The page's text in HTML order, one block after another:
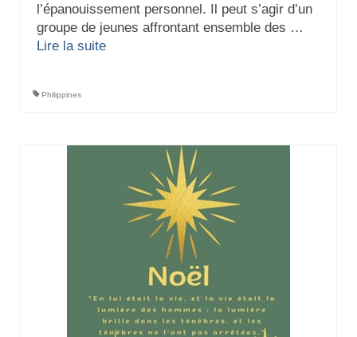
l’épanouissement personnel. Il peut s’agir d’un
groupe de jeunes affrontant ensemble des …
Lire la suite­­
Philippines